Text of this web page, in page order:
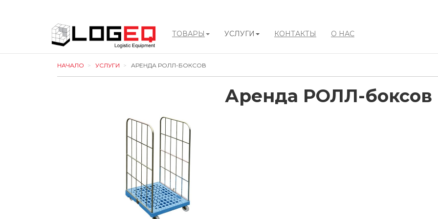
go
ТОВАРЫ УСЛУГИ КОНТАКТЫ О НАС
НАЧАЛО УСЛУГИ АРЕНДА РОЛЛ-БОКСОВ
Аренда РОЛЛ-боксов